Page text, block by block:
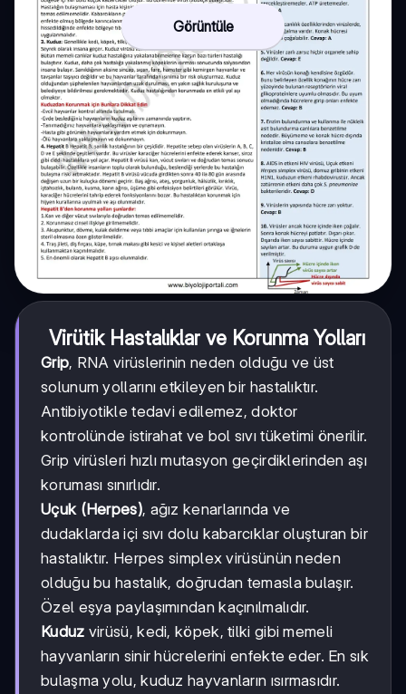
Görüntüle
Virütik Hastalıklar ve Korunma Yolları
Grip, RNA virüslerinin neden olduğu ve üst
solunum yollarını etkileyen bir hastalıktır.
Antibiyotikle tedavi edilemez, doktor
kontrolünde istirahat ve bol sıvı tüketimi önerilir.
Grip virüsleri hızlı mutasyon geçirdiklerinden aşı
koruması sınırlıdır.
Uçuk (Herpes), ağız kenarlarında ve
dudaklarda içi sıvı dolu kabarcıklar oluşturan bir
hastalıktır. Herpes simplex virüsünün neden
olduğu bu hastalık, doğrudan temasla bulaşır.
Özel eşya paylaşımından kaçınılmalıdır.
Kuduz virüsü, kedi, köpek, tilki gibi memeli
hayvanların sinir hücrelerini enfekte eder. En sık
bulaşma yolu, kuduz hayvanların ısırmasıdır.